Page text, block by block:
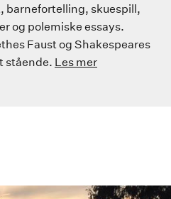
barnefortelling, skuespill,
og polemiske essays.
Faust og Shakespeares
stående. Les mer